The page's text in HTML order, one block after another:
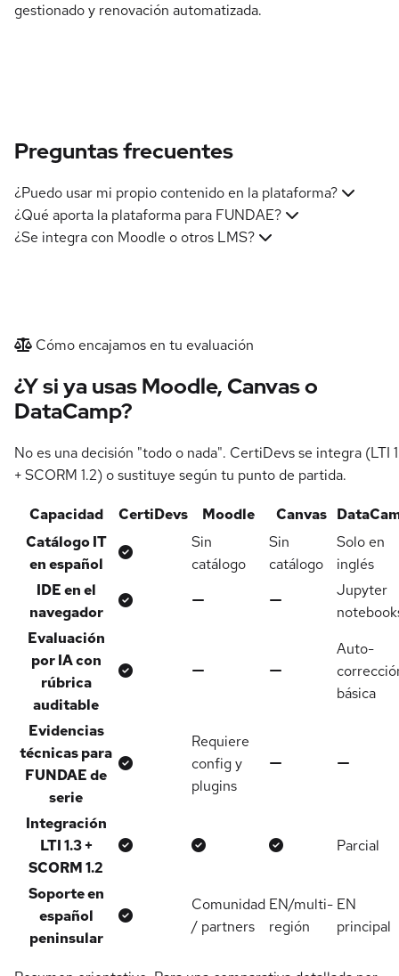
gestionado y renovación automatizada.
Preguntas frecuentes
¿Puedo usar mi propio contenido en la plataforma?
¿Qué aporta la plataforma para FUNDAE?
¿Se integra con Moodle o otros LMS?
Cómo encajamos en tu evaluación
¿Y si ya usas Moodle, Canvas o
DataCamp?
No es una decisión "todo o nada". CertiDevs se integra (LTI
+ SCORM 1.2) o sustituye según tu punto de partida.
Comparativa orientativa de capacidades entre CertiDevs y
Capacidad CertiDevs Moodle Canvas
Catálogo IT
en español
Sí
Sin
catálogo
Sin
catálogo
Solo en
inglés
IDE en el
navegador
Sí No nativo
Jupyter
Evaluación
por IA con
rúbrica
auditable
Sí
Auto-
básica
Evidencias
técnicas para
FUNDAE de
serie
Sí
Requiere
config y
plugins
Integración
LTI 1.3 +
SCORM 1.2
Sí Sí Sí Parcial
Soporte en
español
peninsular
Sí
Comunidad
/ partners
EN/multi-
región
EN
principal